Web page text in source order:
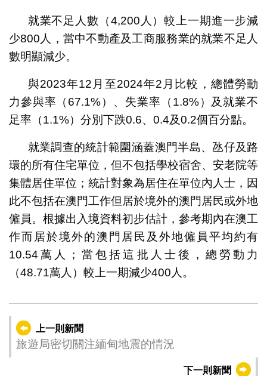
就業不足人數（4,200人）較上一期進一步減
少800人，當中不動產及工商服務業的就業不足人
數明顯減少。
與2023年12月至2024年2月比較，總體勞動
力參與率（67.1%）、失業率（1.8%）及就業不
足率（1.1%）分別下跌0.6、0.4及0.2個百分點。
就業調查的統計範圍涵蓋澳門半島、氹仔及路
環的所有住宅單位，但不包括學校宿舍、安老院等
集體居住單位；統計對象為居住在單位內人士，因
此不包括在澳門工作但居於境外的澳門居民或外地
僱員。根據出入境資料初步估計，參考期內在澳工
作而居於境外的澳門居民及外地僱員平均約有
10.54萬人；當包括這批人士後，總勞動力
（48.71萬人）較上一期減少400人。
上一則新聞
旅遊局密切關注緬甸地震的情況
下一則新聞